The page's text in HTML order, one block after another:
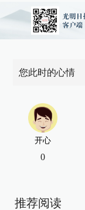
您此时的心情
开心
0
推荐阅读